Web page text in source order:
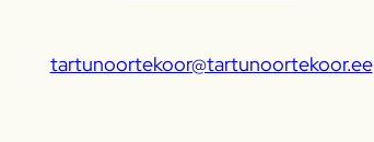
tartunoortekoor@tartunoortekoor.ee